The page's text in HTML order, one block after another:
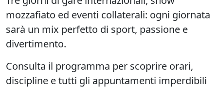
mozzafiato ed eventi collaterali: ogni giornata
sarà un mix perfetto di sport, passione e
divertimento.
Consulta il programma per scoprire orari,
discipline e tutti gli appuntamenti imperdibili